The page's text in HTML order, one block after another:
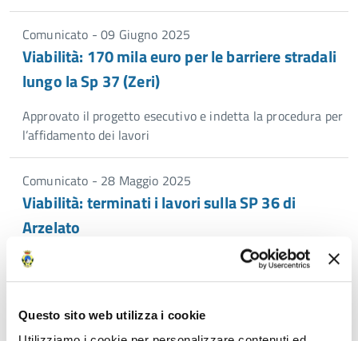
Questo sito web utilizza i cookie
Comunicato - 09 Giugno 2025
Viabilità: 170 mila euro per le barriere stradali
lungo la Sp 37 (Zeri)
Approvato il progetto esecutivo e indetta la procedura per
l’affidamento dei lavori
Comunicato - 28 Maggio 2025
Viabilità: terminati i lavori sulla SP 36 di
Arzelato
Intervento complessivo da 180 mila euro
Comunicato - 23 Maggio 2025
Viabilità provinciale: tagliato dal Governo il 70%